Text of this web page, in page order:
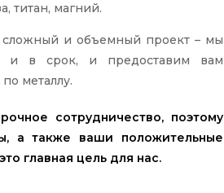
титан, магний.
и объемный проект – мы
и в срок, и предоставим вам
металлу.
сотрудничество, поэтому
а также ваши положительные
главная цель для нас.